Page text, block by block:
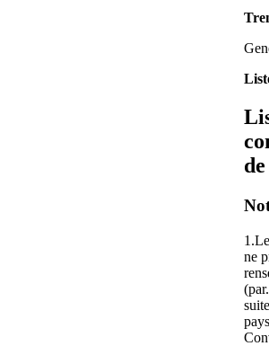
ne